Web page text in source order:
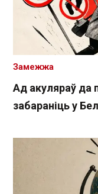
Ад акуляраў да
забараніць у
Замежжа